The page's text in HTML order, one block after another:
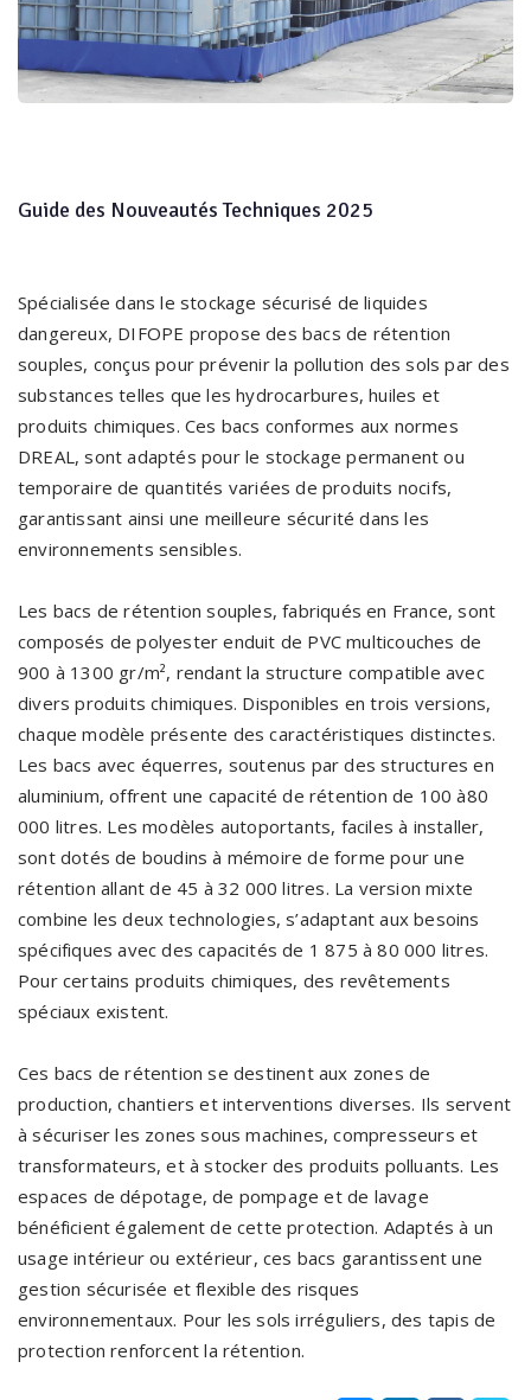
Guide des Nouveautés Techniques 2025
Spécialisée dans le stockage sécurisé de liquides
dangereux, DIFOPE propose des bacs de rétention
souples, conçus pour prévenir la pollution des sols par des
substances telles que les hydrocarbures, huiles et
produits chimiques. Ces bacs conformes aux normes
DREAL, sont adaptés pour le stockage permanent ou
temporaire de quantités variées de produits nocifs,
garantissant ainsi une meilleure sécurité dans les
environnements sensibles.
Les bacs de rétention souples, fabriqués en France, sont
composés de polyester enduit de PVC multicouches de
900 à 1300 gr/m², rendant la structure compatible avec
divers produits chimiques. Disponibles en trois versions,
chaque modèle présente des caractéristiques distinctes.
Les bacs avec équerres, soutenus par des structures en
aluminium, offrent une capacité de rétention de 100 à80
000 litres. Les modèles autoportants, faciles à installer,
sont dotés de boudins à mémoire de forme pour une
rétention allant de 45 à 32 000 litres. La version mixte
combine les deux technologies, s’adaptant aux besoins
spécifiques avec des capacités de 1 875 à 80 000 litres.
Pour certains produits chimiques, des revêtements
spéciaux existent.
Ces bacs de rétention se destinent aux zones de
production, chantiers et interventions diverses. Ils servent
à sécuriser les zones sous machines, compresseurs et
transformateurs, et à stocker des produits polluants. Les
espaces de dépotage, de pompage et de lavage
bénéficient également de cette protection. Adaptés à un
usage intérieur ou extérieur, ces bacs garantissent une
gestion sécurisée et flexible des risques
environnementaux. Pour les sols irréguliers, des tapis de
protection renforcent la rétention.